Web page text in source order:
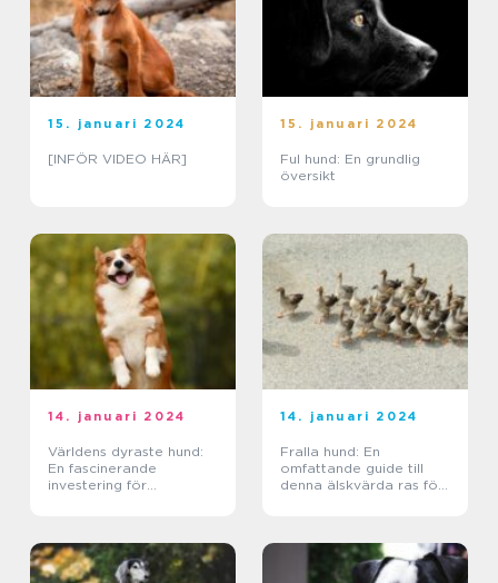
15. januari 2024
[INFÖR VIDEO HÄR]
15. januari 2024
Ful hund: En grundlig
översikt
14. januari 2024
Världens dyraste hund:
En fascinerande
investering för
14. januari 2024
Fralla hund: En
omfattande guide till
denna älskvärda ras för